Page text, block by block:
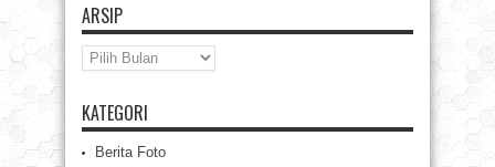
ARSIP
Arsip
KATEGORI
Berita Foto